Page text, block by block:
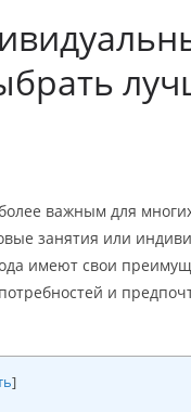
важным для
занятия или
имеют свои
и
]